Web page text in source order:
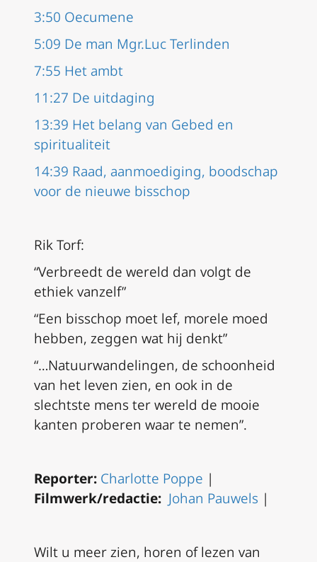
3:50 Oecumene
5:09 De man Mgr.Luc Terlinden
7:55 Het ambt
11:27 De uitdaging
13:39 Het belang van Gebed en
spiritualiteit
14:39 Raad, aanmoediging, boodschap
voor de nieuwe bisschop
Rik Torf:
“Verbreedt de wereld dan volgt de
ethiek vanzelf”
“Een bisschop moet lef, morele moed
hebben, zeggen wat hij denkt”
“…Natuurwandelingen, de schoonheid
van het leven zien, en ook in de
slechtste mens ter wereld de mooie
kanten proberen waar te nemen”.
Reporter: Charlotte Poppe |
Filmwerk/redactie: Johan Pauwels |
Wilt u meer zien, horen of lezen van